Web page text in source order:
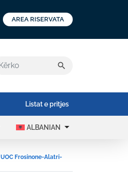
AREA RISERVATA
search
Listat e pritjes
ALBANIAN arrow_drop_down
UOC Frosinone-Alatri-